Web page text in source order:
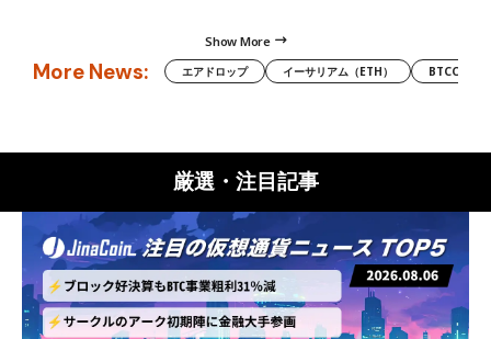
Show More
More News: エアドロップ イーサリアム（ETH） BTCC
厳選・注目記事